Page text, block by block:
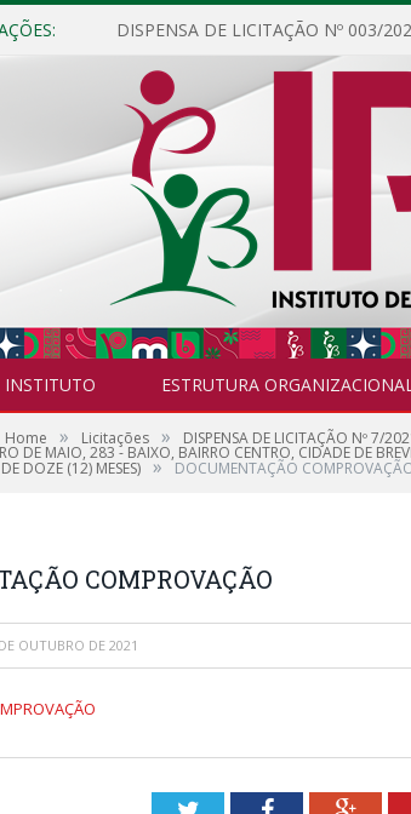
INSTITUTO ESTRUTURA
Home » Licitações » DISPENSA DE LICITAÇÃO Nº 7/
DE MAIO, 283 - BAIXO, BAIRRO CENTRO, CIDADE DE
DOZE (12) MESES) » DOCUMENTAÇÃO
COMPROVAÇÃO
OUTUBRO DE 2021
TwitterFacebook